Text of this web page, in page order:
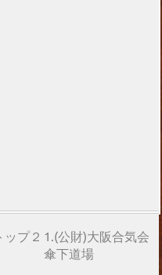
ップ２ 1.(公財)大阪合気会
傘下道場